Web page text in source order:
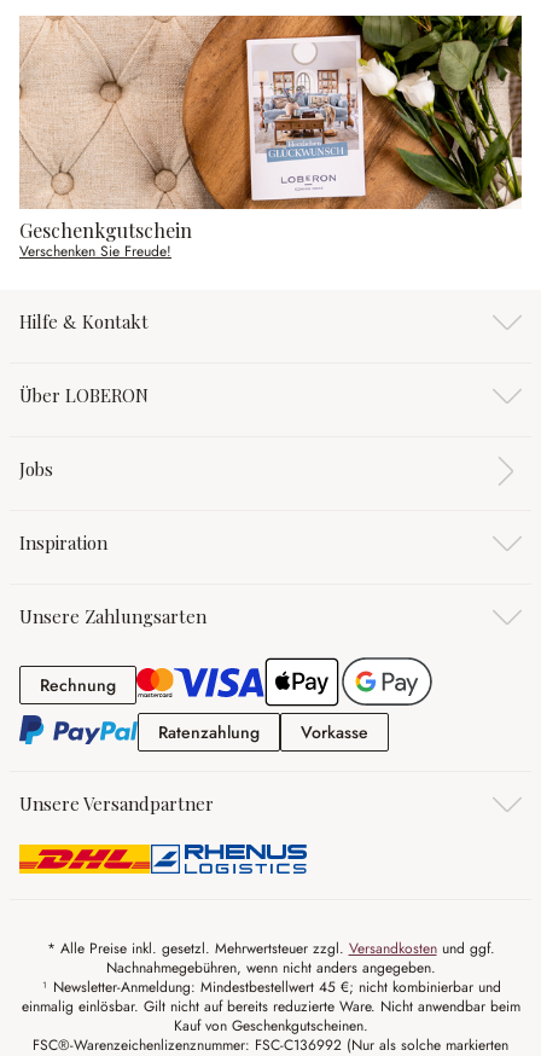
Geschenkgutschein
Verschenken Sie Freude!
Hilfe & Kontakt
Über LOBERON
Jobs
Inspiration
Unsere Zahlungsarten
RechnungRechnung
RatenzahlungRatenzahlung
Vorkasse
Unsere Versandpartner
* Alle Preise inkl. gesetzl. Mehrwertsteuer zzgl. Versandkostenund ggf.
Nachnahmegebühren, wenn nicht anders angegeben.
¹ Newsletter-Anmeldung: Mindestbestellwert 45 €; nicht kombinierbar und
einmalig einlösbar. Gilt nicht auf bereits reduzierte Ware. Nicht anwendbar beim
Kauf von Geschenkgutscheinen.
FSC®-Warenzeichenlizenznummer: FSC-C136992 (Nur als solche markierten